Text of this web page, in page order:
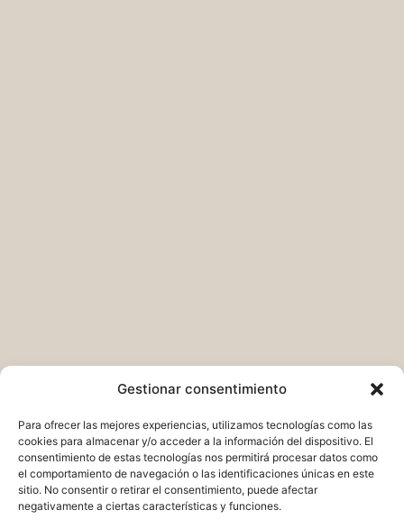
Gestionar consentimiento
Para ofrecer las mejores experiencias, utilizamos tecnologías como las
cookies para almacenar y/o acceder a la información del dispositivo. El
consentimiento de estas tecnologías nos permitirá procesar datos como
el comportamiento de navegación o las identificaciones únicas en este
sitio. No consentir o retirar el consentimiento, puede afectar
negativamente a ciertas características y funciones.